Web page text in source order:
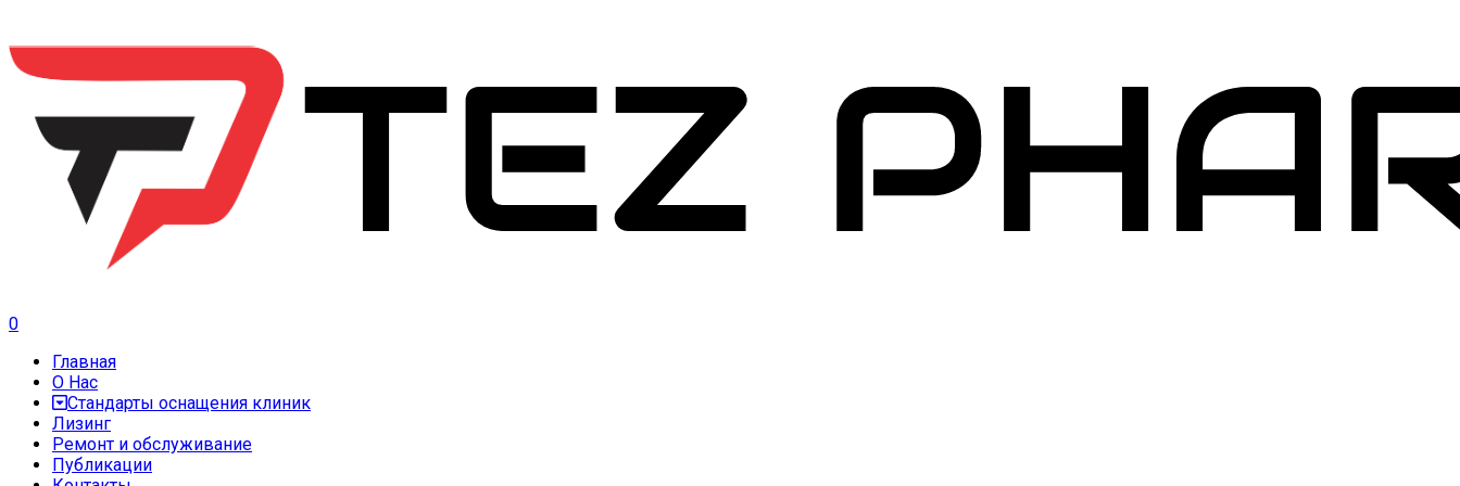
0
Главная
О Нас
Стандарты оснащения клиник
Лизинг
Ремонт и обслуживание
Публикации